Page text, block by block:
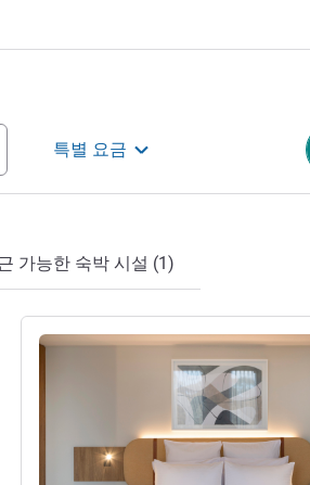
특별 요금
가능한 숙박 시설 (1)
세부 정보 보기